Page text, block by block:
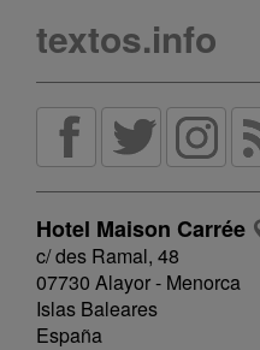
textos.info
Hotel Maison Carrée
c/ des Ramal, 48
07730 Alayor - Menorca
Islas Baleares
España